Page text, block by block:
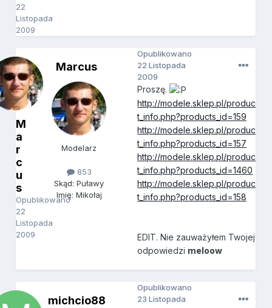
22
Listopada
2009
M
a
r
c
u
s
Opublikowano
22
Listopada
2009
Marcus
Modelarz
853
Skąd: Puławy
Imię: Mikołaj
Opublikowano
22 Listopada
2009
Proszę.
http://modele.sklep.pl/produc
t_info.php?products_id=159
http://modele.sklep.pl/produc
t_info.php?products_id=157
http://modele.sklep.pl/produc
t_info.php?products_id=1460
http://modele.sklep.pl/produc
t_info.php?products_id=158
EDIT. Nie zauważyłem Twojej
odpowiedzi meloow
michcio88
Opublikowano
23 Listopada